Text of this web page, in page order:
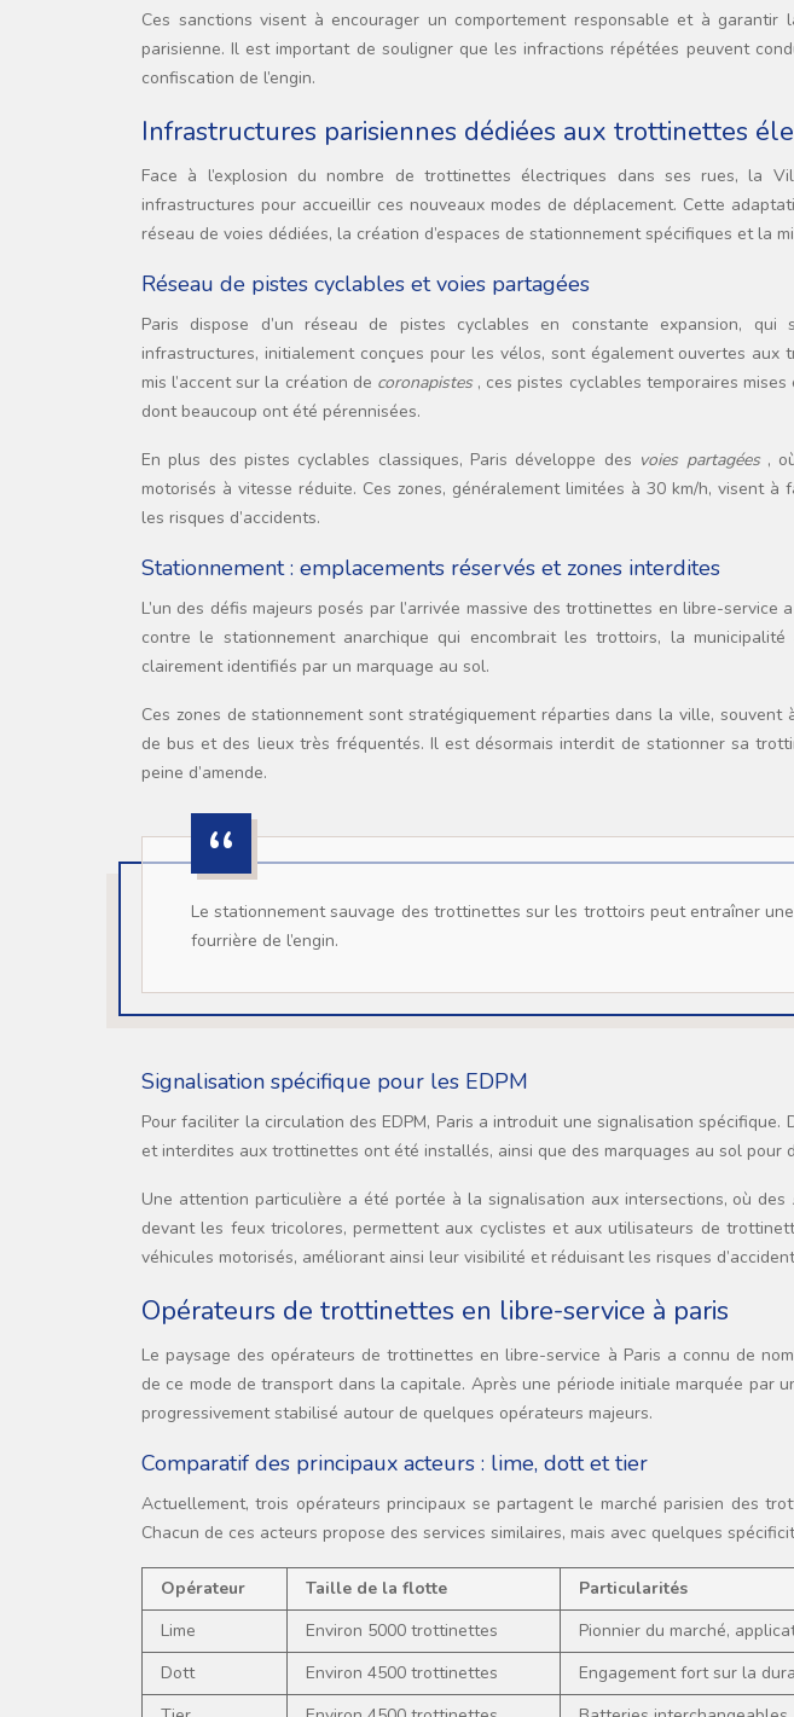
Ces sanctions visent à encourager un comportement responsable et à
parisienne. Il est important de souligner que les infractions répétées peuvent
confiscation de l’engin.
Infrastructures parisiennes dédiées aux trottinettes
Face à l’explosion du nombre de trottinettes électriques dans ses rues, la
infrastructures pour accueillir ces nouveaux modes de déplacement. Cette
réseau de voies dédiées, la création d’espaces de stationnement spécifiques et la
Réseau de pistes cyclables et voies partagées
Paris dispose d’un réseau de pistes cyclables en constante expansion, qui
infrastructures, initialement conçues pour les vélos, sont également ouvertes
mis l’accent sur la création de coronapistes , ces pistes cyclables temporaires
dont beaucoup ont été pérennisées.
En plus des pistes cyclables classiques, Paris développe des voies partagées ,
motorisés à vitesse réduite. Ces zones, généralement limitées à 30 km/h, visent
les risques d’accidents.
Stationnement : emplacements réservés et zones interdites
L’un des défis majeurs posés par l’arrivée massive des trottinettes en libre-
contre le stationnement anarchique qui encombrait les trottoirs, la
clairement identifiés par un marquage au sol.
Ces zones de stationnement sont stratégiquement réparties dans la ville,
de bus et des lieux très fréquentés. Il est désormais interdit de stationner sa
peine d’amende.
Le stationnement sauvage des trottinettes sur les trottoirs peut entraîner une amende de 35 euros, voire la mise en
fourrière de l’engin.
Signalisation spécifique pour les EDPM
Pour faciliter la circulation des EDPM, Paris a introduit une signalisation spécifique.
et interdites aux trottinettes ont été installés, ainsi que des marquages au sol pour
Une attention particulière a été portée à la signalisation aux intersections, où des
devant les feux tricolores, permettent aux cyclistes et aux utilisateurs de
véhicules motorisés, améliorant ainsi leur visibilité et réduisant les risques
Opérateurs de trottinettes en libre-service à paris
Le paysage des opérateurs de trottinettes en libre-service à Paris a connu de
de ce mode de transport dans la capitale. Après une période initiale marquée par
progressivement stabilisé autour de quelques opérateurs majeurs.
Comparatif des principaux acteurs : lime, dott et tier
Actuellement, trois opérateurs principaux se partagent le marché parisien des
Chacun de ces acteurs propose des services similaires, mais avec quelques
Opérateur Taille de la flotte
Particularités
Lime
Environ 5000 trottinettes
Pionnier du marché,
Dott
Environ 4500 trottinettes
Engagement fort sur la